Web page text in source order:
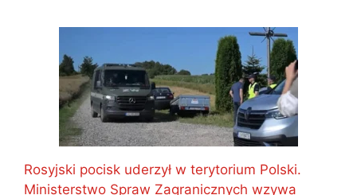
Rosyjski pocisk uderzył w terytorium Polski.
Ministerstwo Spraw Zagranicznych wzywa